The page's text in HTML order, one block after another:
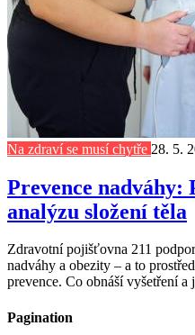
Na zdraví se musí chytře 28. 5.
Prevence nadváhy:
analýzu složení těla
Zdravotní pojišťovna 211
nadváhy a obezity – a to
prevence. Co obnáší vyšetření a
Pagination